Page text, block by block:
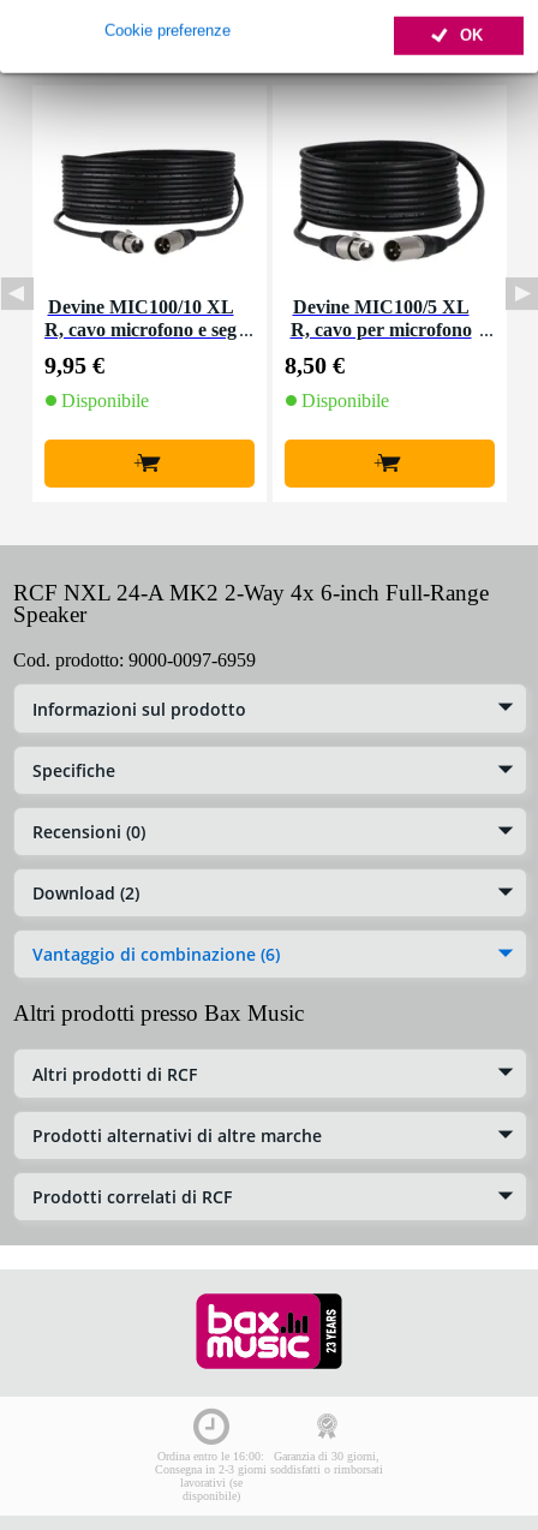
OK
Cookie preferenze
Accessori (29)
Devine MIC100/10 XL
R, cavo microfono e seg
9,95 €
Disponibile
+
Devine MIC100/5 XL
R, cavo per microfono
8,50 €
Disponibile
+
RCF NXL 24-A MK2 2-Way 4x 6-inch Full-Range
Speaker
Cod. prodotto: 9000-0097-6959
Informazioni sul prodotto
Specifiche
Recensioni (0)
Download (2)
Vantaggio di combinazione (6)
Altri prodotti presso Bax Music
Altri prodotti di RCF
Prodotti alternativi di altre marche
Prodotti correlati di RCF
Ordina entro le 16:00:
Consegna in 2-3 giorni
lavorativi (se
disponibile)
Garanzia di 30 giorni,
soddisfatti o rimborsati